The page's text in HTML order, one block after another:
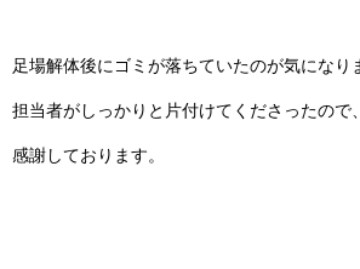
足場解体後にゴミが落ちていたのが気になり
担当者がしっかりと片付けてくださったので、
感謝しております。